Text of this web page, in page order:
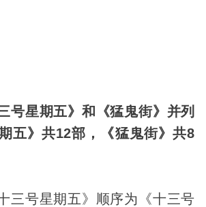
号星期五》和《猛鬼街》并列
五》共12部，《猛鬼街》共8
三号星期五》顺序为《十三号